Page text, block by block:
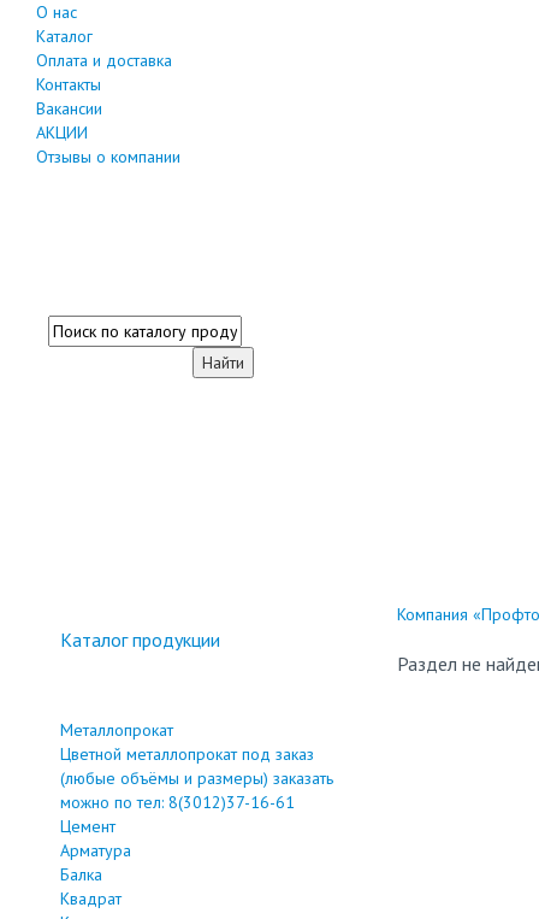
О нас
Каталог
Оплата и доставка
Контакты
Вакансии
АКЦИИ
Отзывы о компании
Каталог продукции
Металлопрокат
Цветной металлопрокат под заказ
(любые объёмы и размеры) заказать
можно по тел: 8(3012)37-16-61
Цемент
Арматура
Балка
Квадрат
Компания
Раздел не